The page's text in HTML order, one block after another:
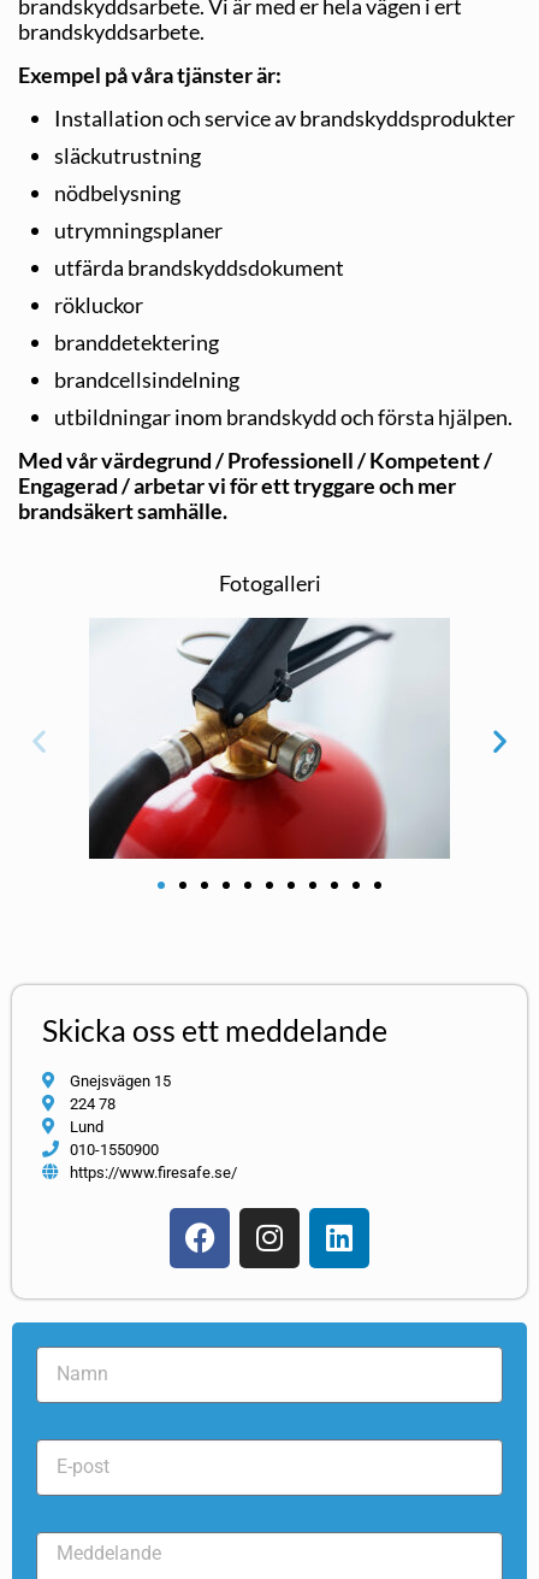
brandskyddsarbete. Vi är med er hela vägen i ert
brandskyddsarbete.
Exempel på våra tjänster är:
Installation och service av brandskyddsprodukter
släckutrustning
nödbelysning
utrymningsplaner
utfärda brandskyddsdokument
rökluckor
branddetektering
brandcellsindelning
utbildningar inom brandskydd och första hjälpen.
Med vår värdegrund / Professionell / Kompetent /
Engagerad / arbetar vi för ett tryggare och mer
brandsäkert samhälle.
Fotogalleri
Skicka oss ett meddelande
Gnejsvägen 15
224 78
Lund
010-1550900
https://www.firesafe.se/